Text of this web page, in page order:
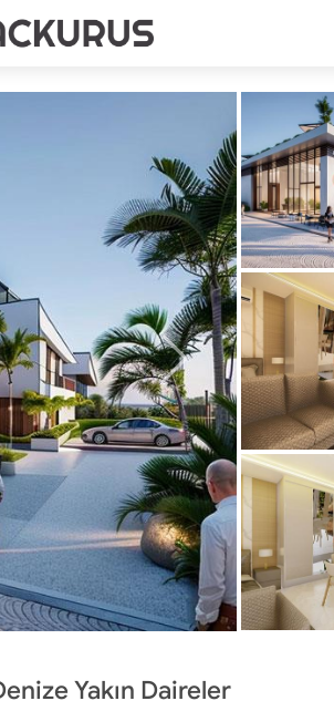
Yakın Daireler